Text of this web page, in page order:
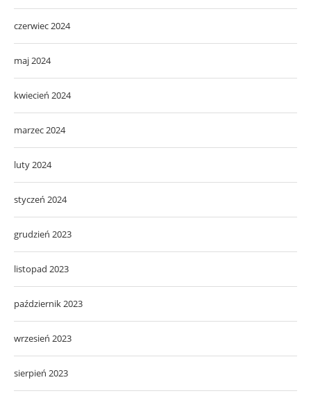
czerwiec 2024
maj 2024
kwiecień 2024
marzec 2024
luty 2024
styczeń 2024
grudzień 2023
listopad 2023
październik 2023
wrzesień 2023
sierpień 2023